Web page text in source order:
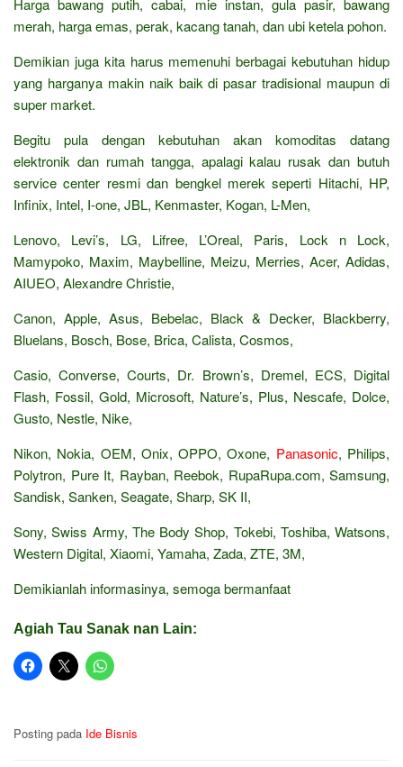
Harga bawang putih, cabai, mie instan, gula pasir, bawang
merah, harga emas, perak, kacang tanah, dan ubi ketela pohon.
Demikian juga kita harus memenuhi berbagai kebutuhan hidup
yang harganya makin naik baik di pasar tradisional maupun di
super market.
Begitu pula dengan kebutuhan akan komoditas datang
elektronik dan rumah tangga, apalagi kalau rusak dan butuh
service center resmi dan bengkel merek seperti Hitachi, HP,
Infinix, Intel, I-one, JBL, Kenmaster, Kogan, L-Men,
Lenovo, Levi’s, LG, Lifree, L’Oreal, Paris, Lock n Lock,
Mamypoko, Maxim, Maybelline, Meizu, Merries, Acer, Adidas,
AIUEO, Alexandre Christie,
Canon, Apple, Asus, Bebelac, Black & Decker, Blackberry,
Bluelans, Bosch, Bose, Brica, Calista, Cosmos,
Casio, Converse, Courts, Dr. Brown’s, Dremel, ECS, Digital
Flash, Fossil, Gold, Microsoft, Nature’s, Plus, Nescafe, Dolce,
Gusto, Nestle, Nike,
Nikon, Nokia, OEM, Onix, OPPO, Oxone, Panasonic, Philips,
Polytron, Pure It, Rayban, Reebok, RupaRupa.com, Samsung,
Sandisk, Sanken, Seagate, Sharp, SK II,
Sony, Swiss Army, The Body Shop, Tokebi, Toshiba, Watsons,
Western Digital, Xiaomi, Yamaha, Zada, ZTE, 3M,
Demikianlah informasinya, semoga bermanfaat
Agiah Tau Sanak nan Lain:
Posting pada Ide Bisnis